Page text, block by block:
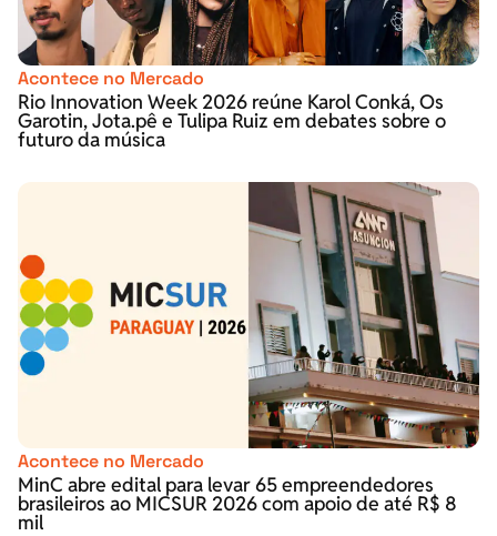
Acontece no Mercado
Rio Innovation Week 2026 reúne Karol Conká, Os
Garotin, Jota.pê e Tulipa Ruiz em debates sobre o
futuro da música
Acontece no Mercado
MinC abre edital para levar 65 empreendedores
brasileiros ao MICSUR 2026 com apoio de até R$ 8
mil